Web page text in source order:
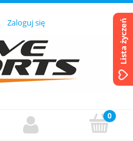
Zaloguj się Lista życzeń